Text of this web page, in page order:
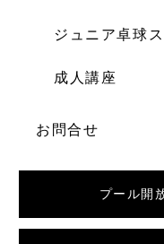
ジュニア卓球
成人講座
お問合せ
プール開
: Attempt to
/home/wordstock/
/home/wordstock/